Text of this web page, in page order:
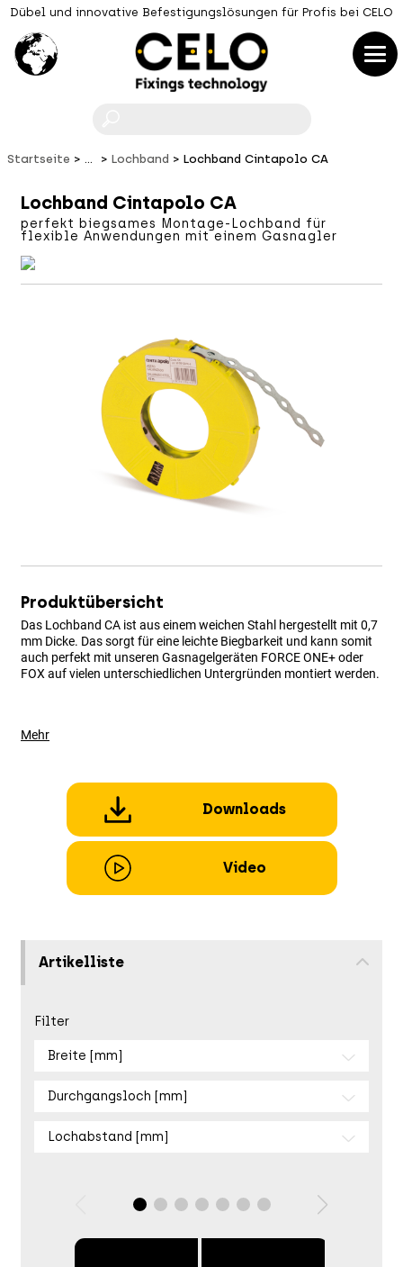
Dübel und innovative Befestigungslösungen für Profis bei CELO
Startseite ... Lochband Lochband Cintapolo CA
Lochband Cintapolo CA
perfekt biegsames Montage-Lochband für
flexible Anwendungen mit einem Gasnagler
Produktübersicht
Das Lochband CA ist aus einem weichen Stahl hergestellt mit 0,7
mm Dicke. Das sorgt für eine leichte Biegbarkeit und kann somit
auch perfekt mit unseren Gasnagelgeräten FORCE ONE+ oder
FOX auf vielen unterschiedlichen Untergründen montiert werden.
Mehr
Downloads
Video
Artikelliste
Filter
Breite [mm]
Durchgangsloch [mm]
Lochabstand [mm]